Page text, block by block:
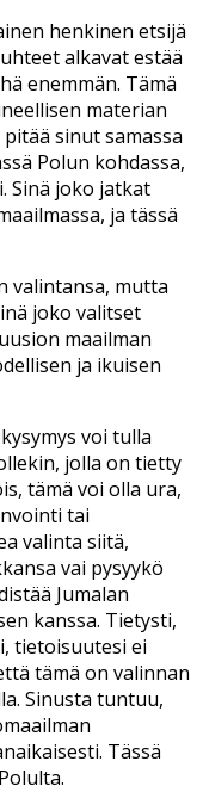
henkinen etsijä
alkavat estää
enemmän. Tämä
materian
sinut samassa
Polun kohdassa,
Sinä joko jatkat
ja tässä
valintansa, mutta
joko valitset
maailman
ja ikuisen
voi tulla
jolla on tietty
tämä voi olla ura,
tai
valinta siitä,
vai pysyykö
Jumalan
kanssa. Tietysti,
tietoisuutesi ei
tämä on valinnan
Sinusta tuntuu,
Tässä